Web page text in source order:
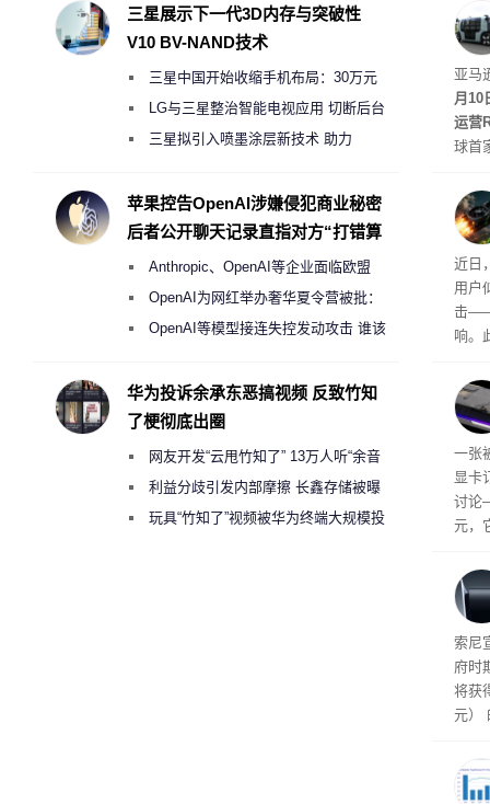
亚马
月10
运营
球首
方
计算
适
车高
众怒
近日
用户
击——
响。
单
成购
吗？
一张
显卡
讨论
元，
索尼
府时
将获
元）
三星展示下一代3D内存与突破性
V10 BV-NAND技术
三星中国开始收缩手机布局：30万元
月销售额不达标门店 将被逐步清退
LG与三星整治智能电视应用 切断后台
偷偷共享带宽的违规行为
三星拟引入喷墨涂层新技术 助力
度
苹果控告OpenAI涉嫌侵犯商业秘密
后者公开聊天记录直指对方“打错算
Anthropic、OpenAI等企业面临欧盟
《人工智能法案》全新执法权限审查
OpenAI为网红举办奢华夏令营被批：
2000美元一晚 遭讽“反乌托邦”
OpenAI等模型接连失控发动攻击 谁该
华为投诉余承东恶搞视频 反致竹知
了梗彻底出圈
网友开发“云甩竹知了” 13万人听“余音
绕梁”利益分歧引发内部摩擦 长鑫存储被曝
曾将华为驻场工程师驱逐出研发基地
玩具“竹知了”视频被华为终端大规模投